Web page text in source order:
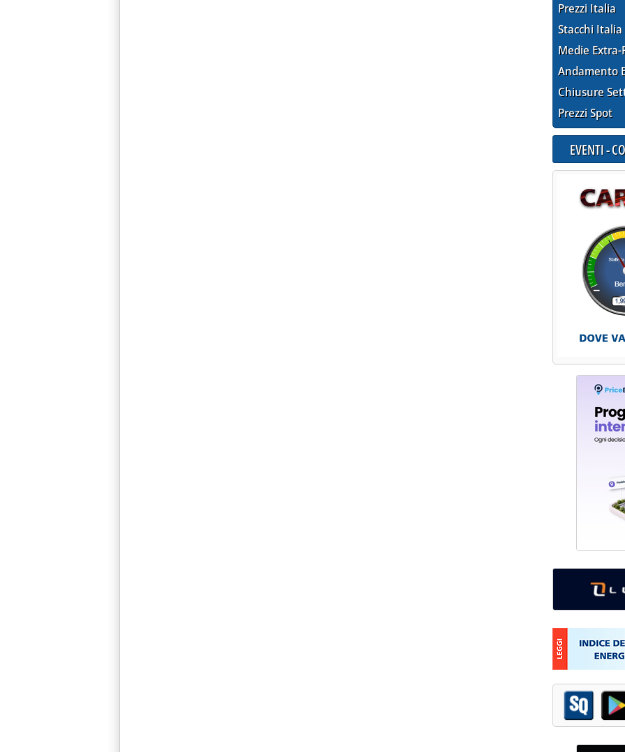
Prezzi Italia
Stacchi Italia
Medie Extra-
Andamento
Chiusure
Prezzi Spot
EVENTI -